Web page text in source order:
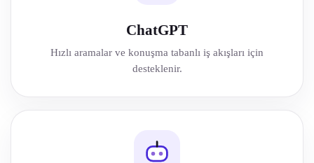
ChatGPT
Hızlı aramalar ve konuşma tabanlı iş akışları için
desteklenir.